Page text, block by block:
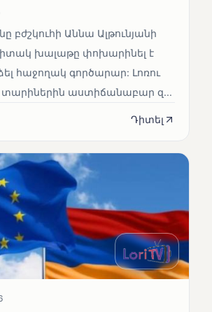
բժշկուհի Աննա Ալթունյանի
խալաթը փոխարինել է
հաջողակ գործարար: Լոռու
տարիներին աստիճանաբար զ...
Դիտել